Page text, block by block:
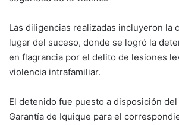
Las diligencias realizadas incluyeron la
lugar del suceso, donde se logró la
en flagrancia por el delito de lesiones
violencia intrafamiliar.
El detenido fue puesto a disposición
Garantía de Iquique para el